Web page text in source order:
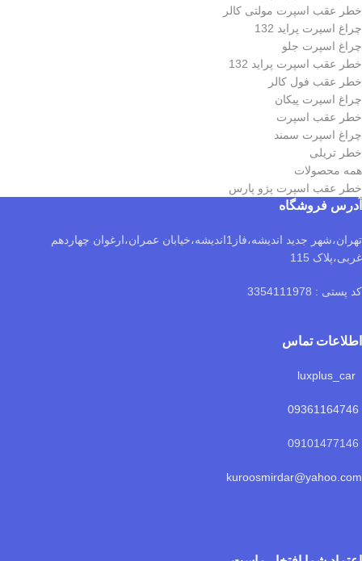
خطر عقب اسپرت مولتی کالر
چراغ اسپرت پراید 132
چراغ اسپرت جلو
خطر عقب اسپرت پراید 132
خطر عقب فول کالر
چراغ اسپرت پیکان
خطر عقب اسپرت
چراغ اسپرت سمند
خطر تریلی
همه محصولات
خطر عقب اسپرت پژو پارس
آدرس فروشگاه
تهران،شهر جدید اندیشه،فاز1اندیشه،خیابان عمران،ارغوان چهاردهم
غربی،پلاک 115
کد پستی : 3354111978
اطلاعات تماس
09361164746
kuroosmirdar@yahoo.com